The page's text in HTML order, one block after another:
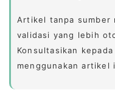
Artikel tanpa sumber
validasi yang lebih
Konsultasikan
menggunakan artikel